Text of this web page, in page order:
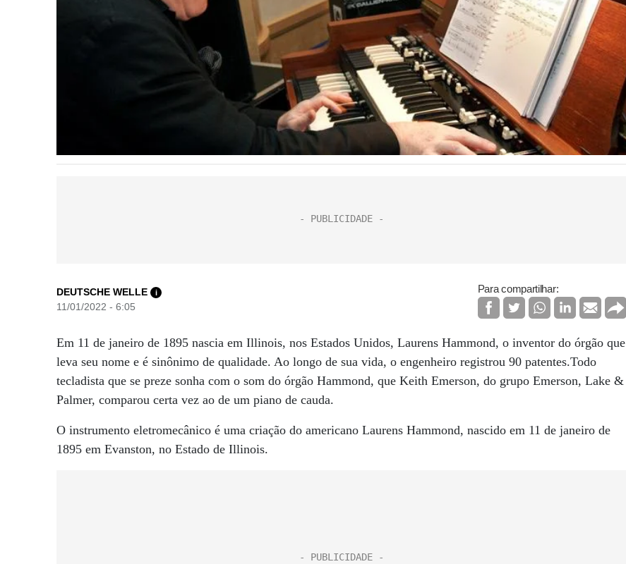
DEUTSCHE WELLE i
11/01/2022 - 6:05
Para compartilhar:
Em 11 de janeiro de 1895 nascia em Illinois, nos Estados Unidos, Laurens Hammond, o inventor do órgão que
leva seu nome e é sinônimo de qualidade. Ao longo de sua vida, o engenheiro registrou 90 patentes.Todo
tecladista que se preze sonha com o som do órgão Hammond, que Keith Emerson, do grupo Emerson, Lake &
Palmer, comparou certa vez ao de um piano de cauda.
O instrumento eletromecânico é uma criação do americano Laurens Hammond, nascido em 11 de janeiro de
1895 em Evanston, no Estado de Illinois.